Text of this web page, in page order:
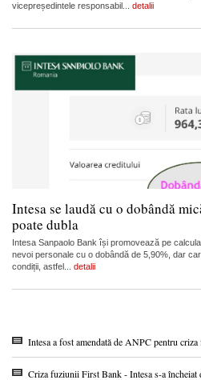
vicepreședintele responsabil... detalii
Intesa se laudă cu o dobândă
poate dubla
Intesa Sanpaolo Bank își promovează pe
nevoi personale cu o dobândă de 5,90%, dar
condiții, astfel... detalii
Intesa a fost amendată de ANPC pentru
Criza fuziunii First Bank - Intesa s-a încheiat